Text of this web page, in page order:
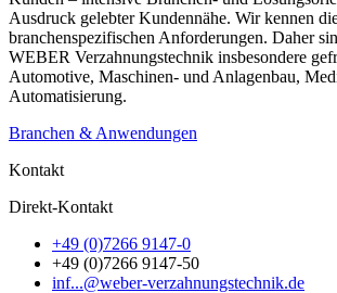
Ausdruck gelebter Kundennähe. Wir kennen
branchenspezifischen Anforderungen. Daher
WEBER Verzahnungstechnik insbesondere
Automotive, Maschinen- und Anlagenbau,
Automatisierung.
Branchen & Anwendungen
Kontakt
Direkt-Kontakt
+49 (0)7266 9147-0
+49 (0)7266 9147-50
inf...@weber-verzahnungstechnik.de